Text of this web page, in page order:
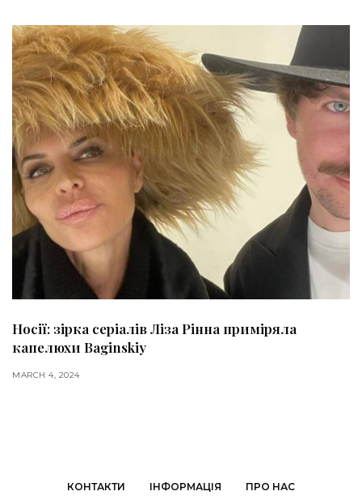
Носії: зірка серіалів Ліза Рінна приміряла
капелюхи Baginskiy
MARCH 4, 2024
КОНТАКТИ ІНФОРМАЦІЯ ПРО НАС